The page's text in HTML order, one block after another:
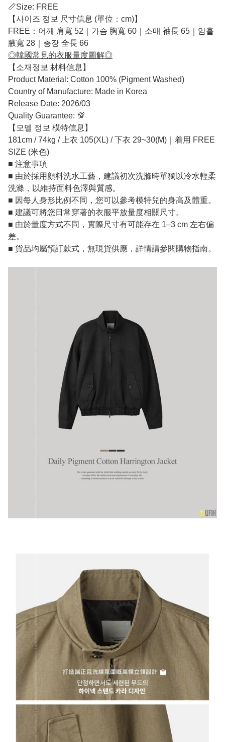
📏Size: FREE
【사이즈 정보 尺寸信息 (單位：cm)】
FREE：어깨 肩寬 52｜가슴 胸寬 60｜소매 袖長 65｜암홀
腋寬 28｜총장 全長 66
◎韓國常見的衣服量度圖解◎
【소재정보 材料信息】
Product Material: Cotton 100% (Pigment Washed)
Country of Manufacture: Made in Korea
Release Date: 2026/03
Quality Guarantee: 💯
【모델 정보 模特信息】
181cm / 74kg / 上衣 105(XL) / 下衣 29~30(M)｜着用 FREE
SIZE (米色)
■ 注意事項
■ 由於採用顏料洗水工藝，建議初次洗滌時單獨以冷水輕柔
洗滌，以維持面料色澤與質感。
■ 因每人身形比例不同，您可以參考模特兒的身高及體重。
■ 建議可將您日常穿著的衣服平放量度相關尺寸。
■ 由於量度方式不同，實際尺寸有可能存在 1–3 cm 左右偏
差。
■ 貨品均屬預訂款式，無現貨供應，詳情請參閱購物指南。